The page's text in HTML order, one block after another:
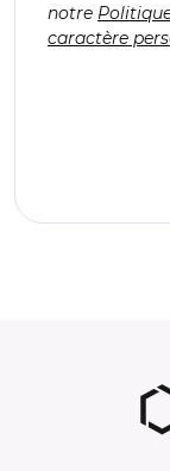
notre
caractère